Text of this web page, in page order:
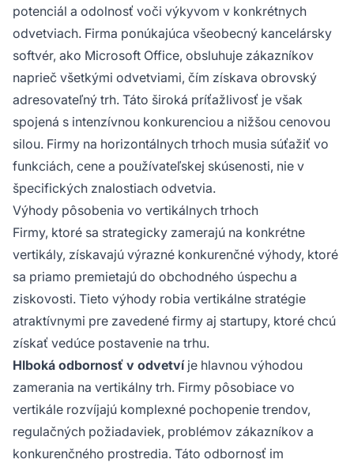
potenciál a odolnosť voči výkyvom v konkrétnych
odvetviach. Firma ponúkajúca všeobecný kancelársky
softvér, ako Microsoft Office, obsluhuje zákazníkov
naprieč všetkými odvetviami, čím získava obrovský
adresovateľný trh. Táto široká príťažlivosť je však
spojená s intenzívnou konkurenciou a nižšou cenovou
silou. Firmy na horizontálnych trhoch musia súťažiť vo
funkciách, cene a používateľskej skúsenosti, nie v
špecifických znalostiach odvetvia.
Výhody pôsobenia vo vertikálnych trhoch
Firmy, ktoré sa strategicky zamerajú na konkrétne
vertikály, získavajú výrazné konkurenčné výhody, ktoré
sa priamo premietajú do obchodného úspechu a
ziskovosti. Tieto výhody robia vertikálne stratégie
atraktívnymi pre zavedené firmy aj startupy, ktoré chcú
získať vedúce postavenie na trhu.
Hlboká odbornosť v odvetvíje hlavnou výhodou
zamerania na vertikálny trh. Firmy pôsobiace vo
vertikále rozvíjajú komplexné pochopenie trendov,
regulačných požiadaviek, problémov zákazníkov a
konkurenčného prostredia. Táto odbornosť im